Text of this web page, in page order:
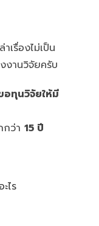
าเรื่องไม่เป็น
งานวิจัยครับ
อทุนวิจัยให้มี
กว่า15 ปี
ไร